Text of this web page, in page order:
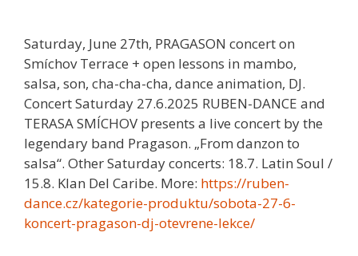
Saturday, June 27th, PRAGASON concert on
Smíchov Terrace + open lessons in mambo,
salsa, son, cha-cha-cha, dance animation, DJ.
Concert Saturday 27.6.2025 RUBEN-DANCE and
TERASA SMÍCHOV presents a live concert by the
legendary band Pragason. „From danzon to
salsa“. Other Saturday concerts: 18.7. Latin Soul /
15.8. Klan Del Caribe. More: https://ruben-
dance.cz/kategorie-produktu/sobota-27-6-
koncert-pragason-dj-otevrene-lekce/